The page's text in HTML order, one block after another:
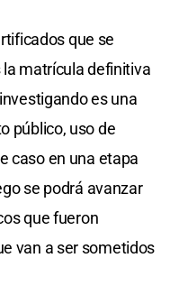
que se
matrícula definitiva
es una
público, uso de
caso en una etapa
se podrá avanzar
que fueron
van a ser sometidos